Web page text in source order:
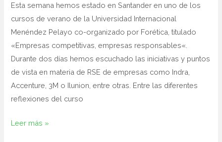
Esta semana hemos estado en Santander en uno de los
cursos de verano de la Universidad Internacional
Menéndez Pelayo co-organizado por Forética, titulado
«Empresas competitivas, empresas responsables«.
Durante dos días hemos escuchado las iniciativas y puntos
de vista en materia de RSE de empresas como Indra,
Accenture, 3M o Ilunion, entre otras. Entre las diferentes
reflexiones del curso
Leer más »